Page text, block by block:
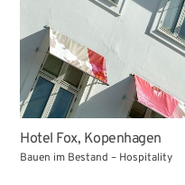
Hotel Fox, Kopenhagen
Bauen im Bestand – Hospitality